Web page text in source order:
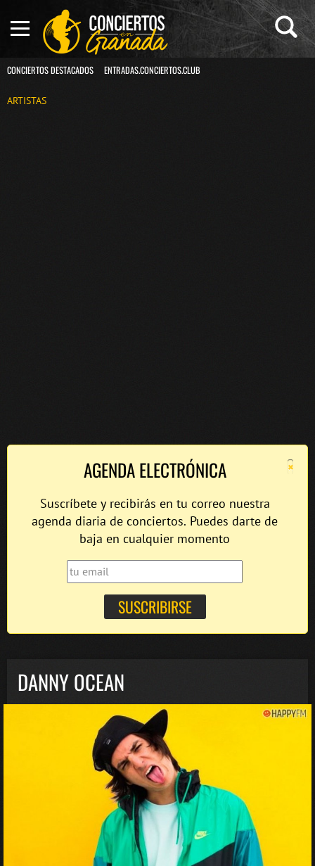
CONCIERTOS DESTACADOS ENTRADAS.CONCIERTOS.CLUB
ARTISTAS
×
AGENDA ELECTRÓNICA
Suscríbete y recibirás en tu correo nuestra
agenda diaria de conciertos. Puedes darte de
baja en cualquier momento
DANNY OCEAN